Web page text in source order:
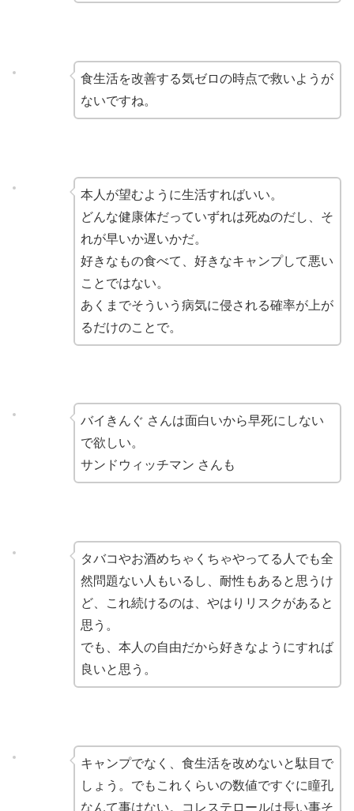
食生活を改善する気ゼロの時点で救いようが
ないですね。
本人が望むように生活すればいい。
どんな健康体だっていずれは死ぬのだし、そ
れが早いか遅いかだ。
好きなもの食べて、好きなキャンプして悪い
ことではない。
あくまでそういう病気に侵される確率が上が
るだけのことで。
バイきんぐ さんは面白いから早死にしない
で欲しい。
サンドウィッチマン さんも
タバコやお酒めちゃくちゃやってる人でも全
然問題ない人もいるし、耐性もあると思うけ
ど、これ続けるのは、やはりリスクがあると
思う。
でも、本人の自由だから好きなようにすれば
良いと思う。
キャンプでなく、食生活を改めないと駄目で
しょう。でもこれくらいの数値ですぐに瞳孔
なんて事はない。コレステロールは長い事そ